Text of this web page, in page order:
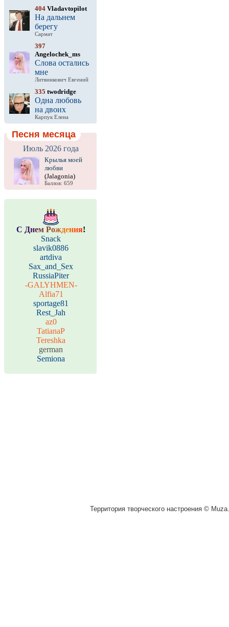
404 Vladavtopilot
На дальнем
берегу
Сармат
397
Angelochek_ms
Слова остались
мне
Литвинкович Евгений
335 twodridge
Одна любовь
на двоих
Карпук Елена
Песня месяца
Июль 2026 года
Крылья моей
любви
(Jalagonia)
Баллов: 659
С Днем Рождения!
Snack
slavik0886
artdiva
Sax_and_Sex
RussiaPiter
-GALYHMEN-
Alfia71
sportage81
Rest_Jah
az0
TatianaP
Tereshka
german
Semiona
Территория творческого настроения ©